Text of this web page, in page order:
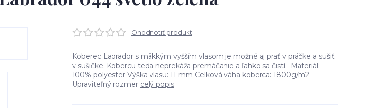
Ohodnotiť produkt
Koberec Labrador s mäkkým vyšším vlasom je možné aj prať v práčke a sušiť
v sušičke. Kobercu teda neprekáža premáčanie a ľahko sa čistí. Materiál:
100% polyester Výška vlasu: 11 mm Celková váha koberca: 1800g/m2
Upraviteľný rozmer celý popis